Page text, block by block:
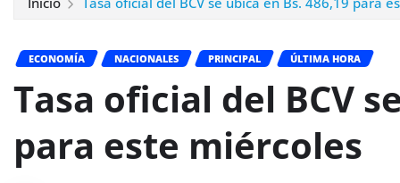
ECONOMÍA NACIONALES PRINCIPAL ÚLTIMA HORA
Tasa oficial del BCV
para este miércoles